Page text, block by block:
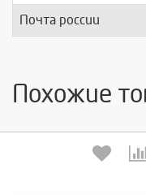
Почта россии
Похожие